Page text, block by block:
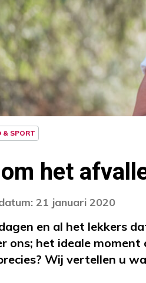
& SPORT
het
21 januari 2020
en al het lekkers
ons; het ideale moment
Wij vertellen u